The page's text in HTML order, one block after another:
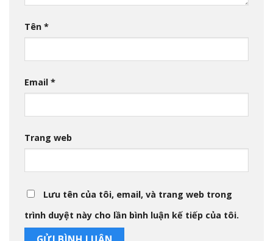
Tên *
Email *
Trang web
Lưu tên của tôi, email, và trang web trong
trình duyệt này cho lần bình luận kế tiếp của tôi.